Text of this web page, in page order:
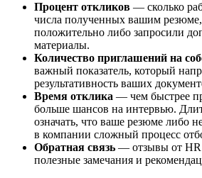
Процент откликов — сколько
числа полученных вашим резюме,
положительно либо запросили
материалы.
Количество приглашений на
важный показатель, который
результативность ваших
Время отклика — чем быстрее
больше шансов на интервью.
означать, что ваше резюме либо
в компании сложный процесс
Обратная связь — отзывы от HR
полезные замечания и